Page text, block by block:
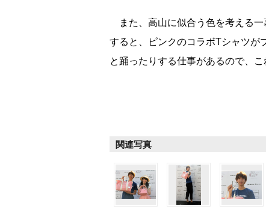
また、高山に似合う色を考える一
すると、ピンクのコラボTシャツが
と踊ったりする仕事があるので、
関連写真